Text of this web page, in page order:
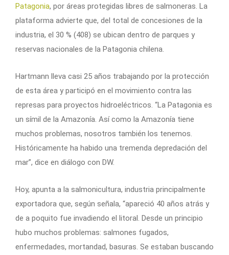
Patagonia, por áreas protegidas libres de salmoneras. La
plataforma advierte que, del total de concesiones de la
industria, el 30 % (408) se ubican dentro de parques y
reservas nacionales de la Patagonia chilena.
Hartmann lleva casi 25 años trabajando por la protección
de esta área y participó en el movimiento contra las
represas para proyectos hidroeléctricos. “La Patagonia es
un símil de la Amazonía. Así como la Amazonía tiene
muchos problemas, nosotros también los tenemos.
Históricamente ha habido una tremenda depredación del
mar”, dice en diálogo con DW.
Hoy, apunta a la salmonicultura, industria principalmente
exportadora que, según señala, “apareció 40 años atrás y
de a poquito fue invadiendo el litoral. Desde un principio
hubo muchos problemas: salmones fugados,
enfermedades, mortandad, basuras. Se estaban buscando